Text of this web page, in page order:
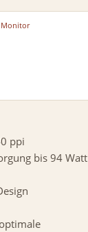
Monitor
ppi
bis 94 Watt